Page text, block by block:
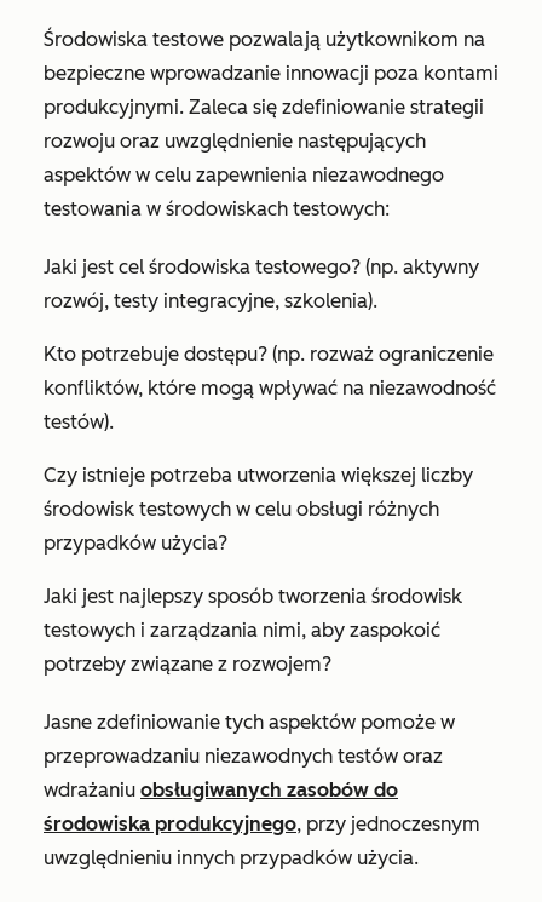
Środowiska testowe pozwalają użytkownikom na
bezpieczne wprowadzanie innowacji poza kontami
produkcyjnymi. Zaleca się zdefiniowanie strategii
rozwoju oraz uwzględnienie następujących
aspektów w celu zapewnienia niezawodnego
testowania w środowiskach testowych:
Jaki jest cel środowiska testowego? (np. aktywny
rozwój, testy integracyjne, szkolenia).
Kto potrzebuje dostępu? (np. rozważ ograniczenie
konfliktów, które mogą wpływać na niezawodność
testów).
Czy istnieje potrzeba utworzenia większej liczby
środowisk testowych w celu obsługi różnych
przypadków użycia?
Jaki jest najlepszy sposób tworzenia środowisk
testowych i zarządzania nimi, aby zaspokoić
potrzeby związane z rozwojem?
Jasne zdefiniowanie tych aspektów pomoże w
przeprowadzaniu niezawodnych testów oraz
wdrażaniu obsługiwanych zasobów do
środowiska produkcyjnego, przy jednoczesnym
uwzględnieniu innych przypadków użycia.